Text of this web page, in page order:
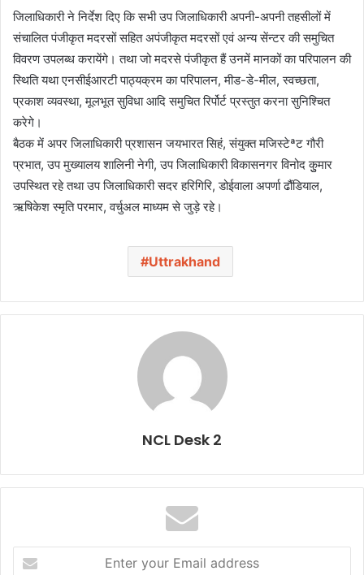
जिलाधिकारी ने निर्देश दिए कि सभी उप जिलाधिकारी अपनी-अपनी तहसीलों में
संचालित पंजीकृत मदरसों सहित अपंजीकृत मदरसों एवं अन्य सेंन्टर की समुचित
विवरण उपलब्ध करायेंगे। तथा जो मदरसे पंजीकृत हैं उनमें मानकों का परिपालन की
स्थिति यथा एनसीईआरटी पाठ्यक्रम का परिपालन, मीड-डे-मील, स्वच्छता,
प्रकाश व्यवस्था, मूलभूत सुविधा आदि समुचित रिर्पोर्ट प्रस्तुत करना सुनिश्चित
करेगे।
बैठक में अपर जिलाधिकारी प्रशासन जयभारत सिहं, संयुक्त मजिस्टेªट गौरी
प्रभात, उप मुख्यालय शालिनी नेगी, उप जिलाधिकारी विकासनगर विनोद कुुमार
उपस्थित रहे तथा उप जिलाधिकारी सदर हरिगिरि, डोईवाला अपर्णा ढौंडियाल,
ऋषिकेश स्मृति परमार, वर्चुअल माध्यम से जुड़े रहे।
Uttrakhand
NCL Desk 2